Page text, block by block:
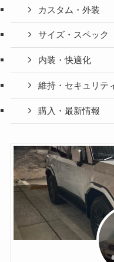
カスタム・外装
サイズ・スペック
内装・快適化
維持・セキュリテ
購入・最新情報